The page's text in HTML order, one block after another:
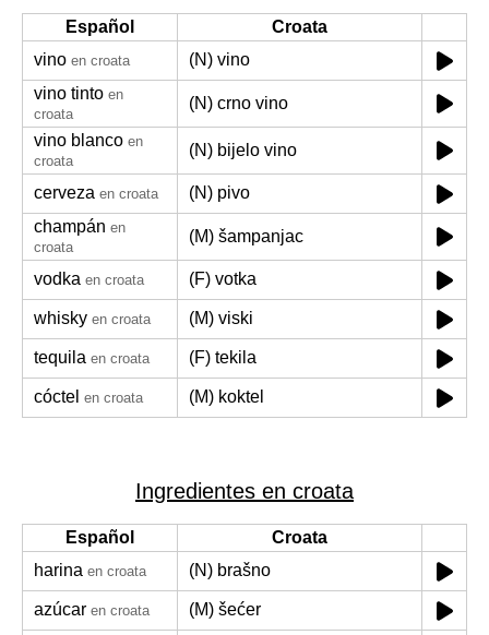
Español
Croata
vino en croata
(N) vino
vino tinto en
croata
(N) crno vino
vino blanco en
croata
(N) bijelo vino
cerveza en croata
(N) pivo
champán en
croata
(M) šampanjac
vodka en croata (F) votka
whisky en croata (M) viski
tequila en croata (F) tekila
cóctel en croata (M) koktel
Ingredientes en croata
Español
Croata
harina en croata (N) brašno
azúcar en croata (M) šećer